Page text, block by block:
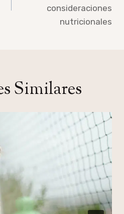
consideraciones
nutricionales
Similares